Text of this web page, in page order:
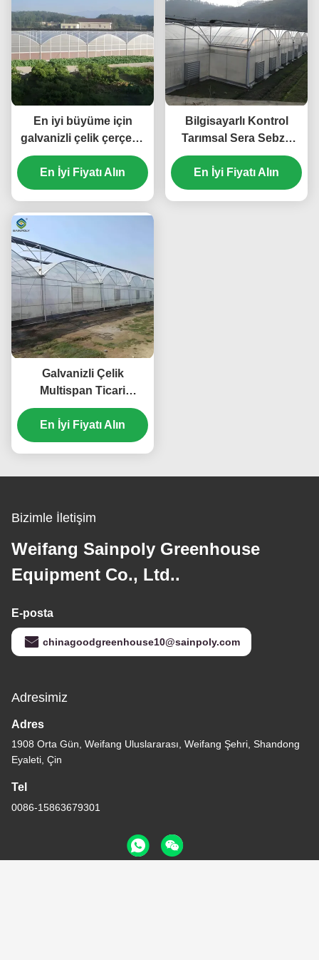
En iyi büyüme için
galvanizli çelik çerçeve
büyük ekonomik plastik
film sera
En İyi Fiyatı Alın
Bilgisayarlı Kontrol
Tarımsal Sera Sebze
Büyütme Sera Özel
boyut
En İyi Fiyatı Alın
Galvanizli Çelik
Multispan Ticari
Polikarbonat Sera Özel
Uzunluk
En İyi Fiyatı Alın
Bizimle İletişim
Weifang Sainpoly Greenhouse
Equipment Co., Ltd..
E-posta
chinagoodgreenhouse10@sainpoly.com
Adresimiz
Adres
1908 Orta Gün, Weifang Uluslararası, Weifang Şehri, Shandong
Eyaleti, Çin
Tel
0086-15863679301